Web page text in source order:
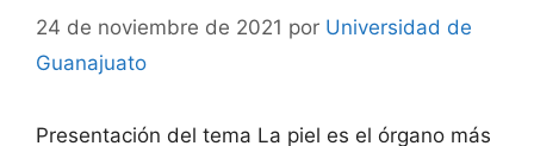
24 de noviembre de 2021 por Universidad de
Guanajuato
Presentación del tema La piel es el órgano más